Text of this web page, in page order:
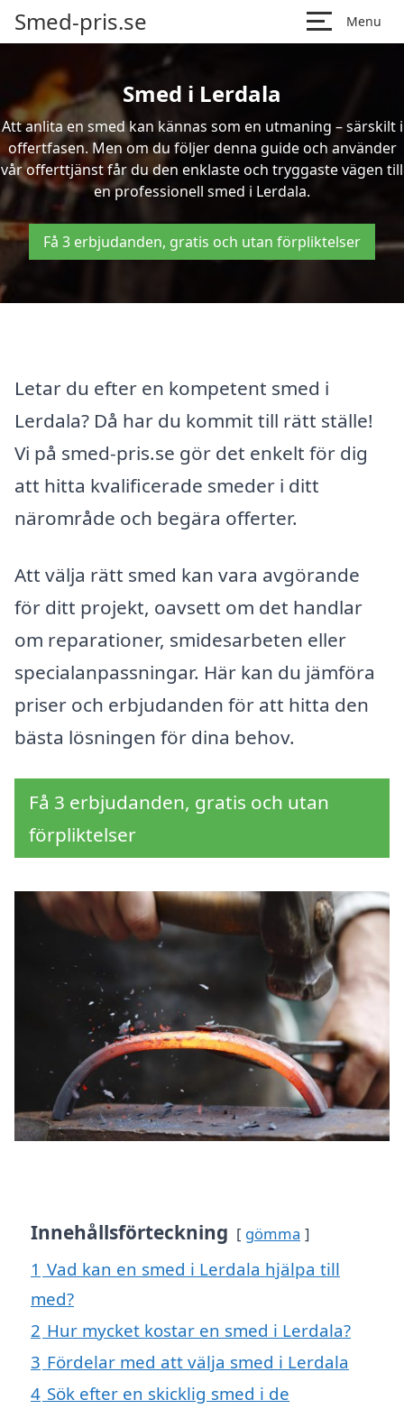
Smed-pris.se Menu
Smed i Lerdala
Att anlita en smed kan kännas som en utmaning – särskilt i
offertfasen. Men om du följer denna guide och använder
vår offerttjänst får du den enklaste och tryggaste vägen till
en professionell smed i Lerdala.
Få 3 erbjudanden, gratis och utan förpliktelser
Letar du efter en kompetent smed i
Lerdala? Då har du kommit till rätt ställe!
Vi på smed-pris.se gör det enkelt för dig
att hitta kvalificerade smeder i ditt
närområde och begära offerter.
Att välja rätt smed kan vara avgörande
för ditt projekt, oavsett om det handlar
om reparationer, smidesarbeten eller
specialanpassningar. Här kan du jämföra
priser och erbjudanden för att hitta den
bästa lösningen för dina behov.
Få 3 erbjudanden, gratis och utan
förpliktelser
Innehållsförteckning gömma
1 Vad kan en smed i Lerdala hjälpa till
med?
2 Hur mycket kostar en smed i Lerdala?
3 Fördelar med att välja smed i Lerdala
4 Sök efter en skicklig smed i de